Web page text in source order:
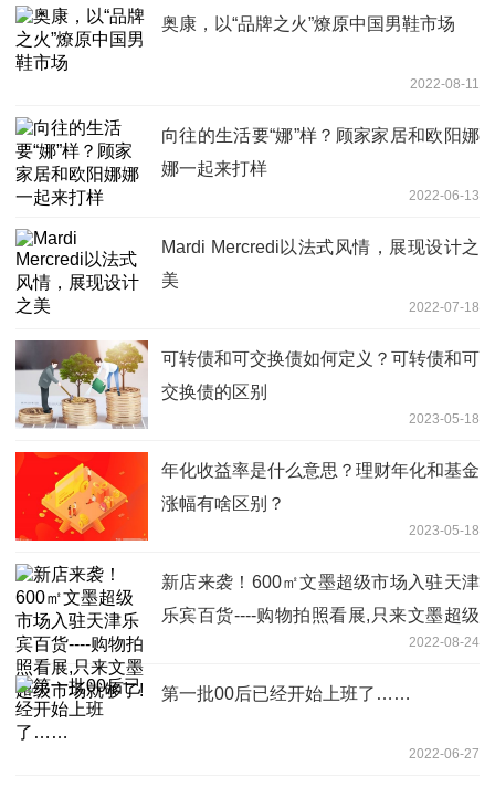
奥康，以“品牌之火”燎原中国男鞋市场
2022-08-11
向往的生活要“娜”样？顾家家居和欧阳娜
娜一起来打样
2022-06-13
Mardi Mercredi以法式风情，展现设计之
美
2022-07-18
可转债和可交换债如何定义？可转债和可
交换债的区别
2023-05-18
年化收益率是什么意思？理财年化和基金
涨幅有啥区别？
2023-05-18
新店来袭！600㎡文墨超级市场入驻天津
乐宾百货----购物拍照看展,只来文墨超级
2022-08-24
第一批00后已经开始上班了……
2022-06-27